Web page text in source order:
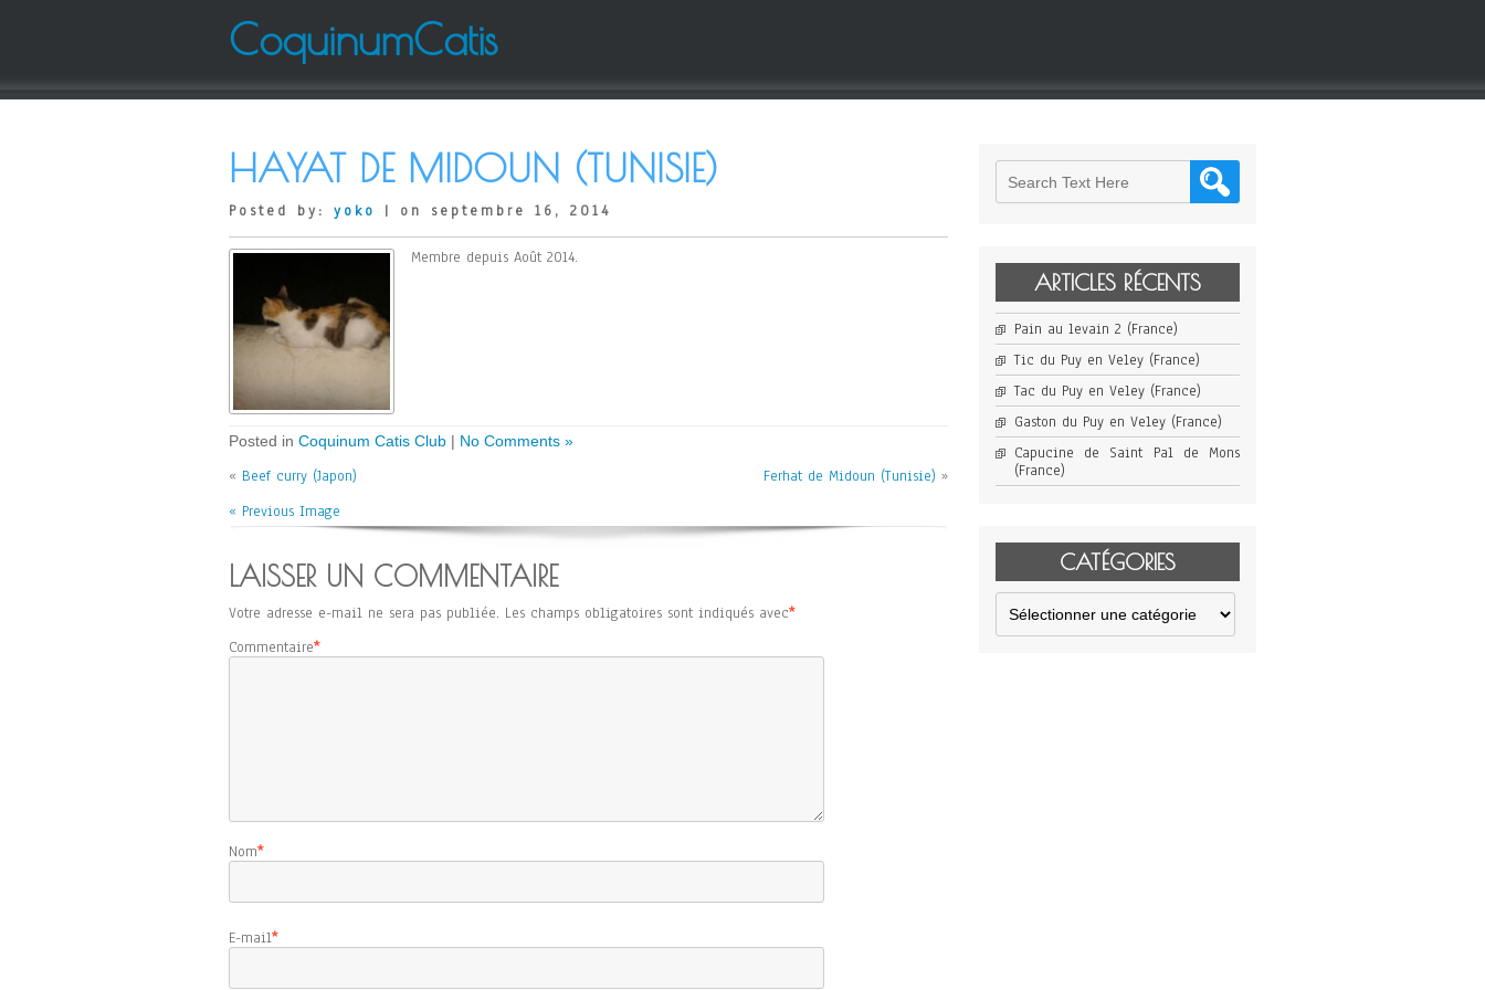
CoquinumCatis
HAYAT DE MIDOUN (TUNISIE)
Posted by: yoko | on septembre 16, 2014
Membre depuis Août 2014.
Posted in Coquinum Catis Club | No Comments »
« Beef curry (Japon) Ferhat de Midoun (Tunisie) »
« Previous Image
LAISSER UN COMMENTAIRE
Votre adresse e-mail ne sera pas publiée. Les champs obligatoires sont indiqués avec*
Commentaire*
Nom*
E-mail*
ARTICLES RÉCENTS
Pain au levain 2 (France)
Tic du Puy en Veley (France)
Tac du Puy en Veley (France)
Gaston du Puy en Veley (France)
Capucine de Saint Pal de Mons
(France)
CATÉGORIES
Catégories